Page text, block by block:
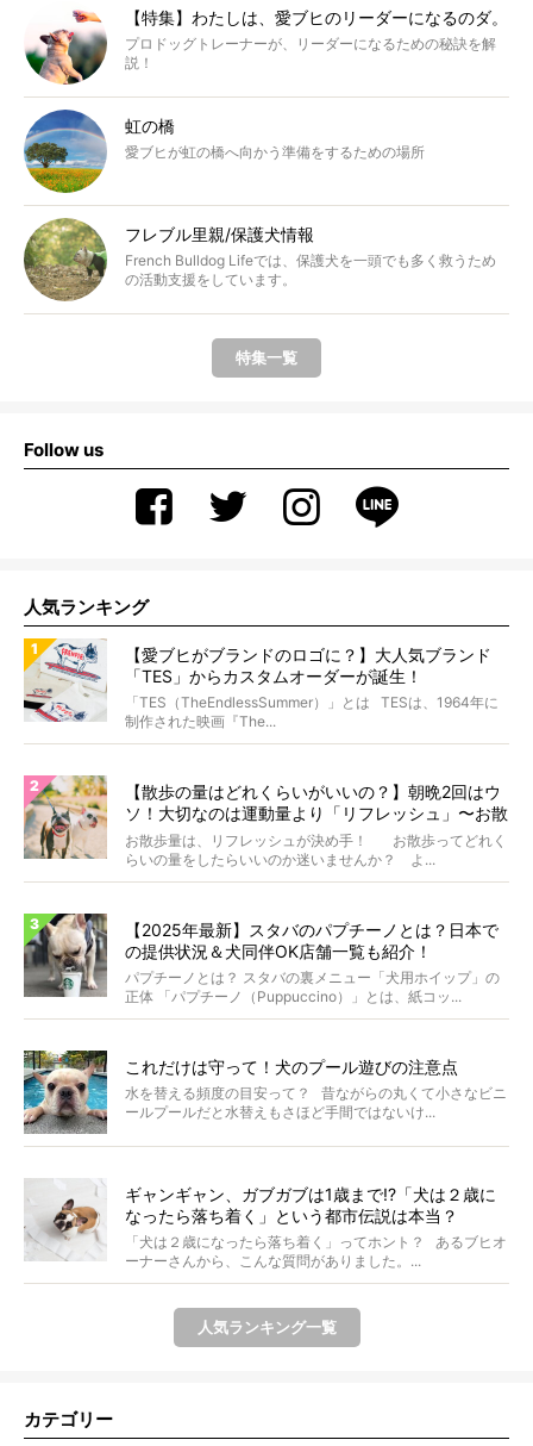
【特集】わたしは、愛ブヒのリーダーになるのダ。
プロドッグトレーナーが、リーダーになるための秘訣を解
説！
虹の橋
愛ブヒが虹の橋へ向かう準備をするための場所
フレブル里親/保護犬情報
French Bulldog Lifeでは、保護犬を一頭でも多く救うため
の活動支援をしています。
特集一覧
Follow us
人気ランキング
【愛ブヒがブランドのロゴに？】大人気ブランド
「TES」からカスタムオーダーが誕生！
「TES（TheEndlessSummer）」とは TESは、1964年に
制作された映画『The...
【散歩の量はどれくらいがいいの？】朝晩2回はウ
ソ！大切なのは運動量より「リフレッシュ」〜お散
歩にまつわる疑問FAQつき〜
お散歩量は、リフレッシュが決め手！ お散歩ってどれく
らいの量をしたらいいのか迷いませんか？ よ...
【2025年最新】スタバのパプチーノとは？日本で
の提供状況＆犬同伴OK店舗一覧も紹介！
パプチーノとは？ スタバの裏メニュー「犬用ホイップ」の
正体 「パプチーノ（Puppuccino）」とは、紙コッ...
これだけは守って！犬のプール遊びの注意点
水を替える頻度の目安って？ 昔ながらの丸くて小さなビニ
ールプールだと水替えもさほど手間ではないけ...
ギャンギャン、ガブガブは1歳まで!?「犬は２歳に
なったら落ち着く」という都市伝説は本当？
「犬は２歳になったら落ち着く」ってホント？ あるブヒオ
ーナーさんから、こんな質問がありました。...
人気ランキング一覧
カテゴリー